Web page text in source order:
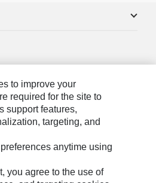
Данных
to improve your
required for the site to
support features,
targeting, and
anytime using
you agree to the use of